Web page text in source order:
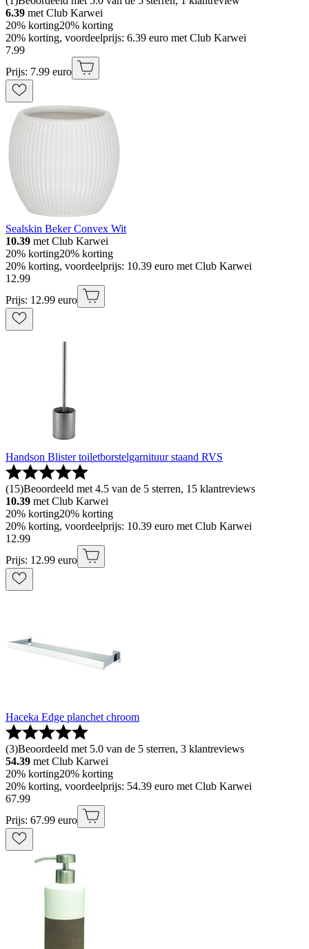
6.39 met Club Karwei
20% korting20% korting
20% korting, voordeelprijs: 6.39 euro met Club Karwei
7.99
Prijs: 7.99 euro
Sealskin Beker Convex Wit
10.39 met Club Karwei
20% korting20% korting
20% korting, voordeelprijs: 10.39 euro met Club Karwei
12.99
Prijs: 12.99 euro
Handson Blister toiletborstelgarnituur staand RVS
(15)Beoordeeld met 4.5 van de 5 sterren, 15 klantreviews
10.39 met Club Karwei
20% korting20% korting
20% korting, voordeelprijs: 10.39 euro met Club Karwei
12.99
Prijs: 12.99 euro
Haceka Edge planchet chroom
(3)Beoordeeld met 5.0 van de 5 sterren, 3 klantreviews
54.39 met Club Karwei
20% korting20% korting
20% korting, voordeelprijs: 54.39 euro met Club Karwei
67.99
Prijs: 67.99 euro